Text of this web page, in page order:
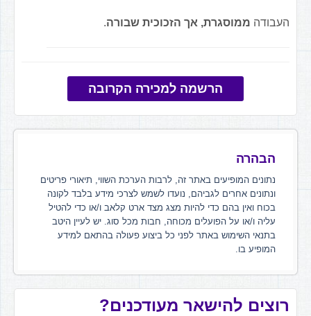
העבודה ממוסגרת, אך הזכוכית שבורה.
הרשמה למכירה הקרובה
הבהרה
נתונים המופיעים באתר זה, לרבות הערכת השווי, תיאורי פריטים
ונתונים אחרים לגביהם, נועדו לשמש לצרכי מידע בלבד לקונה
בכוח ואין בהם כדי להיות מצג מצד ארט קלאב ו/או כדי להטיל
עליה ו/או על הפועלים מכוחה, חבות מכל סוג. יש לעיין היטב
בתנאי השימוש באתר לפני כל ביצוע פעולה בהתאם למידע
המופיע בו.
רוצים להישאר מעודכנים?